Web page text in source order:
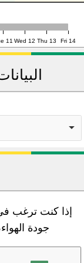
11 Wed 12 Thu 13 Fri 14
إذا كنت ترغب
جودة